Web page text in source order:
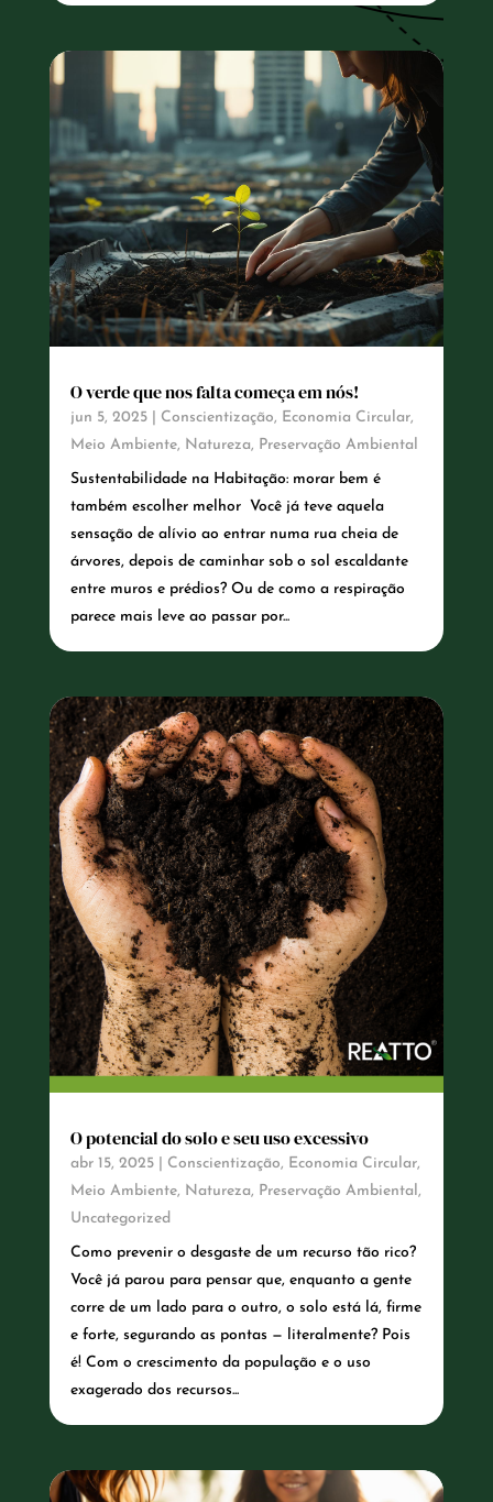
O verde que nos falta começa em nós!
jun 5, 2025| Conscientização, Economia Circular,
Meio Ambiente, Natureza, Preservação Ambiental
Sustentabilidade na Habitação: morar bem é
também escolher melhor Você já teve aquela
sensação de alívio ao entrar numa rua cheia de
árvores, depois de caminhar sob o sol escaldante
entre muros e prédios? Ou de como a respiração
parece mais leve ao passar por...
O potencial do solo e seu uso excessivo
abr 15, 2025| Conscientização, Economia Circular,
Meio Ambiente, Natureza, Preservação Ambiental ,
Uncategorized
Como prevenir o desgaste de um recurso tão rico?
Você já parou para pensar que, enquanto a gente
corre de um lado para o outro, o solo está lá, firme
e forte, segurando as pontas — literalmente? Pois
é! Com o crescimento da população e o uso
exagerado dos recursos...